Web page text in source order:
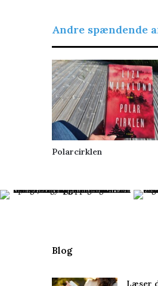
Andre spændende
Polarcirklen
Blog
Læser